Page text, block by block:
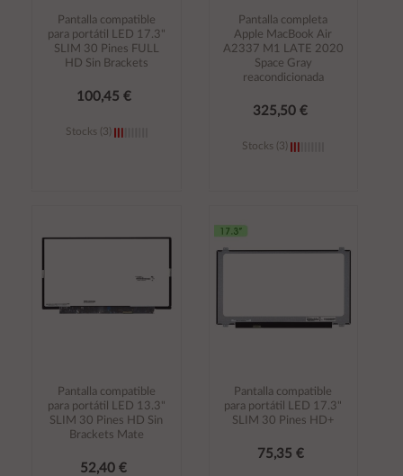
Pantalla compatible
para portátil LED 17.3"
SLIM 30 Pines FULL
HD Sin Brackets
100,45 €
Stocks (3)
Pantalla completa
Apple MacBook Air
A2337 M1 LATE 2020
Space Gray
reacondicionada
325,50 €
Stocks (3)
Pantalla compatible
para portátil LED 13.3"
SLIM 30 Pines HD Sin
Brackets Mate
52,40 €
Pantalla compatible
para portátil LED 17.3"
SLIM 30 Pines HD+
75,35 €